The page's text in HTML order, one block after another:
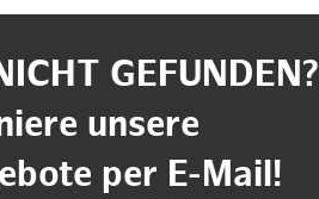
GEFUNDEN?
unsere
per E-Mail!